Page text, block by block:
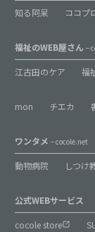
知る阿呆 ココプ
福祉のWEB屋さん –
江古田のケア 福
mon チエカ
ワンタメ – cocole.net
動物病院 しつけ
公式WEBサービス
cocole store